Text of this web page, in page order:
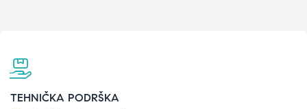
TEHNIČKA PODRŠKA